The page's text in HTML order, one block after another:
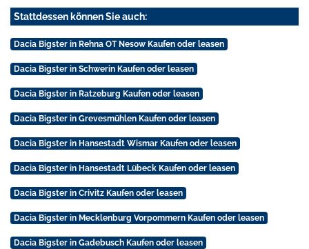
Stattdessen können Sie auch:
Dacia Bigster in Rehna OT Nesow Kaufen oder leasen
Dacia Bigster in Schwerin Kaufen oder leasen
Dacia Bigster in Ratzeburg Kaufen oder leasen
Dacia Bigster in Grevesmühlen Kaufen oder leasen
Dacia Bigster in Hansestadt Wismar Kaufen oder leasen
Dacia Bigster in Hansestadt Lübeck Kaufen oder leasen
Dacia Bigster in Crivitz Kaufen oder leasen
Dacia Bigster in Mecklenburg Vorpommern Kaufen oder leasen
Dacia Bigster in Gadebusch Kaufen oder leasen